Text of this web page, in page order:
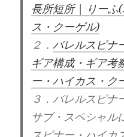
長所短所 | りーふ
ス・クーゲル)
２．バレルスピナ
ギア構成・ギア
ー・ハイカス・ク
３．バレルスピナ
サブ・スペシャ